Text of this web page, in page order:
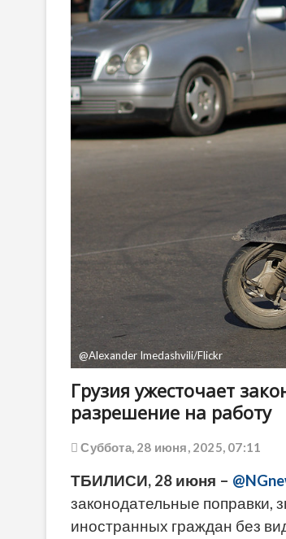
@Alexander Imedashvili/Flickr
Грузия ужесточает
разрешение на работу
Суббота, 28 июня, 2025, 07:11
ТБИЛИСИ, 28 июня –
законодательные поправки,
иностранных граждан без